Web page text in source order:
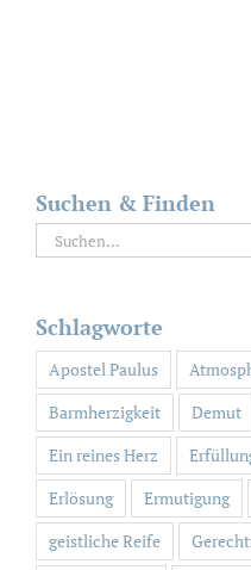
Suchen & Finden
Suche
nach:
Schlagworte
Apostel Paulus
Barmherzigkeit
Demut
Ein reines Herz
Erlösung
Ermutigung
geistliche Reife